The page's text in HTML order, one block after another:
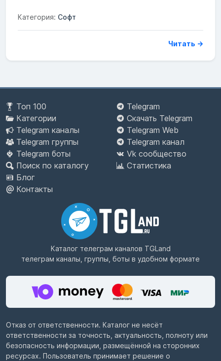
Категория: Софт
Читать →
Топ 100
Категории
Telegram каналы
Telegram группы
Telegram боты
Поиск по каталогу
Блог
Контакты
Telegram
Скачать Telegram
Telegram Web
Telegram канал
Vk сообщество
Статистика
Каталог телеграм каналов TGLand
телеграм каналы, группы, боты в удобном формате
Отказ от ответственности. Каталог не несёт
ответственности за точность, актуальность, полноту или
безопасность информации, размещённой на сторонних
ресурсах. Пользователь принимает решение о